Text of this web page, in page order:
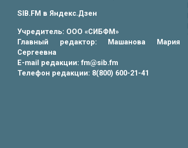
SIB.FM в Яндекс.Дзен
Учредитель: ООО «СИБФМ»
Главный редактор: Машанова Мария
Сергеевна
E-mail редакции: fm@sib.fm
Телефон редакции: 8(800) 600-21-41